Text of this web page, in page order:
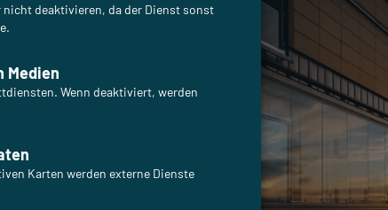
deaktivieren, da der Dienst sonst
Medien
Wenn deaktiviert, werden
Karten werden externe Dienste